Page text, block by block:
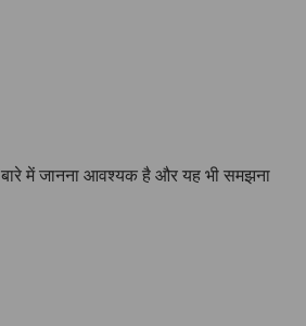
बारे में जानना आवश्यक है और यह भी समझना